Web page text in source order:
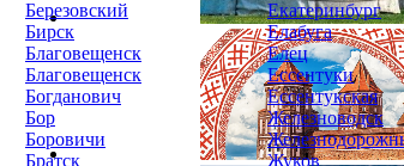
Березовский
Бирск
Благовещенск
Благовещенск
Богданович
Бор
Боровичи
Братск
Екатеринбург
Елабуга
Елец
Ессентуки
Ессентукская
Железноводск
Жуков